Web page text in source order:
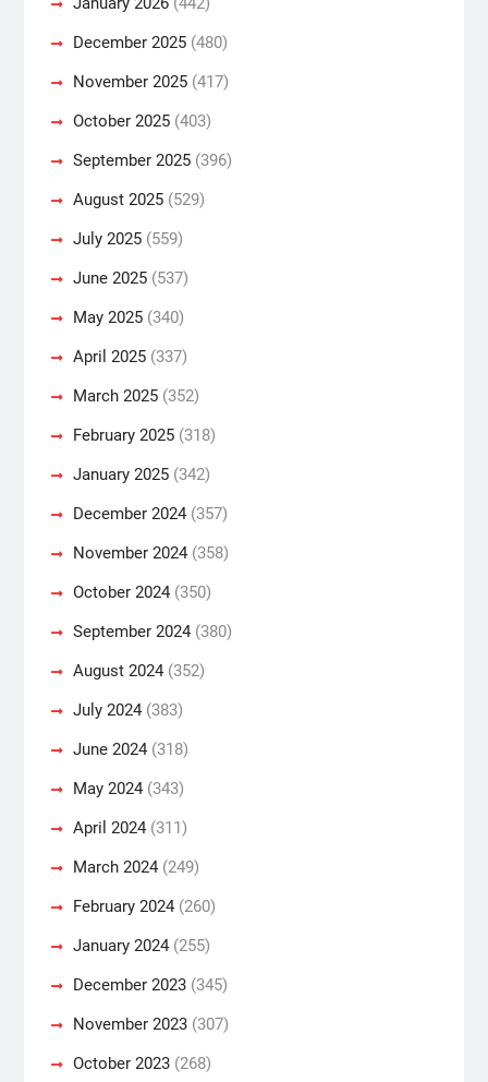
December 2025(480)
November 2025(417)
October 2025(403)
September 2025(396)
August 2025(529)
July 2025(559)
June 2025(537)
May 2025(340)
April 2025(337)
March 2025(352)
February 2025(318)
January 2025(342)
December 2024(357)
November 2024(358)
October 2024(350)
September 2024(380)
August 2024(352)
July 2024(383)
June 2024(318)
May 2024(343)
April 2024(311)
March 2024(249)
February 2024(260)
January 2024(255)
December 2023(345)
November 2023(307)
October 2023(268)